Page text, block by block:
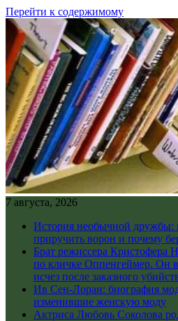
Перейти к содержимому
7 августа, 2026
История необычной дружбы:
приручить ворон и почему
Брат режиссера Кристофера
по кличке Оппенгеймер. Он
исчез после заказного
Ив Сен-Лоран: биография
изменившие женскую моду
Актриса Любовь Соколова